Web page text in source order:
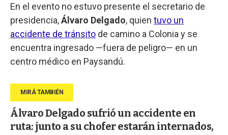
En el evento no estuvo presente el secretario de
presidencia,Álvaro Delgado, quien tuvo un
accidente de tránsito de camino a Colonia y se
encuentra ingresado —fuera de peligro— en un
centro médico en Paysandú.
Álvaro Delgado sufrió un accidente en
ruta: junto a su chofer estarán internados,